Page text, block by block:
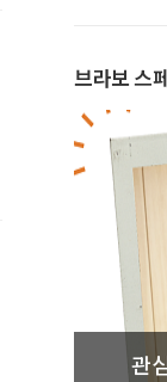
브라보 스
관